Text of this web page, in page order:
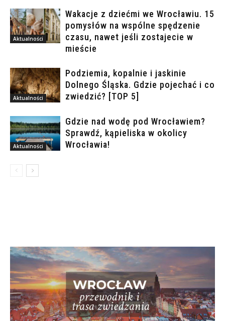
Aktualności
Wakacje z dziećmi we Wrocławiu. 15
pomysłów na wspólne spędzenie
czasu, nawet jeśli zostajecie w
mieście
Aktualności
Podziemia, kopalnie i jaskinie
Dolnego Śląska. Gdzie pojechać i co
zwiedzić? [TOP 5]
Aktualności
Gdzie nad wodę pod Wrocławiem?
Sprawdź, kąpieliska w okolicy
Wrocławia!